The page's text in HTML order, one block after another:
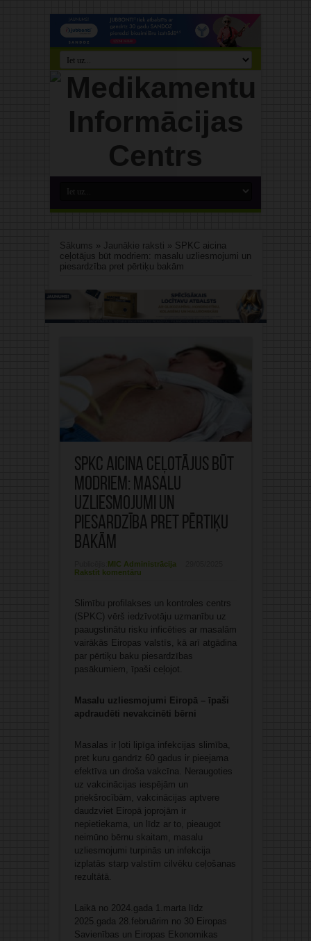
Sākums » Jaunākie raksti » SPKC aicina
ceļotājus būt modriem: masalu uzliesmojumi un
piesardzība pret pērtiķu bakām
SPKC aicina ceļotājus būt
modriem: masalu
uzliesmojumi un
piesardzība pret pērtiķu
bakām
MIC Administrācija
Rakstīt komentāru
Slimību profilakses un kontroles centrs
(SPKC) vērš iedzīvotāju uzmanību uz
paaugstinātu risku inficēties ar masalām
vairākās Eiropas valstīs, kā arī atgādina
par pērtiķu baku piesardzības
pasākumiem, īpaši ceļojot.
Masalu uzliesmojumi Eiropā – īpaši
apdraudēti nevakcinēti bērni
Masalas ir ļoti lipīga infekcijas slimība,
pret kuru gandrīz 60 gadus ir pieejama
efektīva un droša vakcīna. Neraugoties
uz vakcinācijas iespējām un
priekšrocībām, vakcinācijas aptvere
daudzviet Eiropā joprojām ir
nepietiekama, un līdz ar to, pieaugot
neimūno bērnu skaitam, masalu
uzliesmojumi turpinās un infekcija
izplatās starp valstīm cilvēku ceļošanas
rezultātā.
Laikā no 2024.gada 1.marta līdz
2025.gada 28.februārim no 30 Eiropas
Savienības un Eiropas Ekonomikas